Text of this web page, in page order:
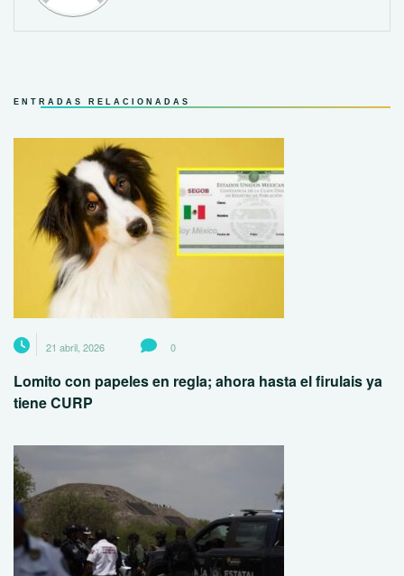
ENTRADAS RELACIONADAS
21 abril, 2026 0
Lomito con papeles en regla; ahora hasta el firulais ya
tiene CURP